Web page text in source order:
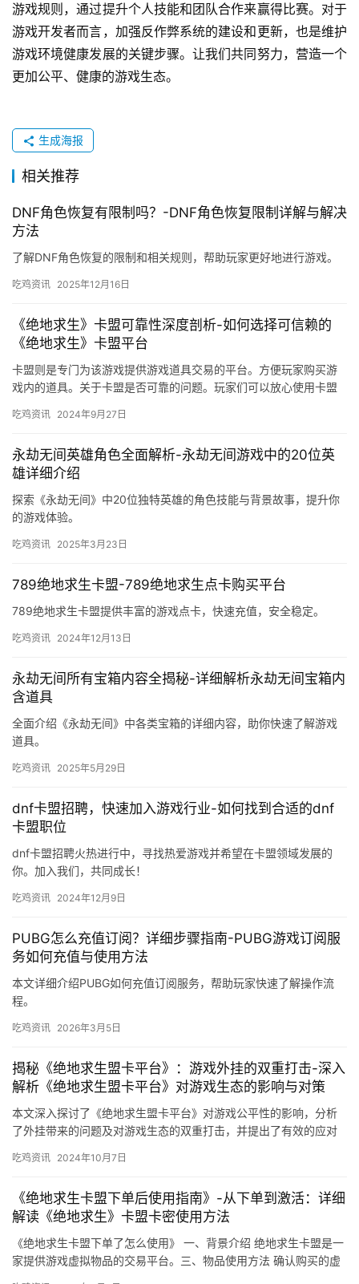
游戏规则，通过提升个人技能和团队合作来赢得比赛。对于
游戏开发者而言，加强反作弊系统的建设和更新，也是维护
游戏环境健康发展的关键步骤。让我们共同努力，营造一个
更加公平、健康的游戏生态。
生成海报
相关推荐
DNF角色恢复有限制吗？-DNF角色恢复限制详解与解决
方法
了解DNF角色恢复的限制和相关规则，帮助玩家更好地进行游戏。
吃鸡资讯 2025年12月16日
《绝地求生》卡盟可靠性深度剖析-如何选择可信赖的
《绝地求生》卡盟平台
卡盟则是专门为该游戏提供游戏道具交易的平台。方便玩家购买游
戏内的道具。关于卡盟是否可靠的问题。玩家们可以放心使用卡盟
吃鸡资讯 2024年9月27日
永劫无间英雄角色全面解析-永劫无间游戏中的20位英
雄详细介绍
探索《永劫无间》中20位独特英雄的角色技能与背景故事，提升你
的游戏体验。
吃鸡资讯 2025年3月23日
789绝地求生卡盟-789绝地求生点卡购买平台
789绝地求生卡盟提供丰富的游戏点卡，快速充值，安全稳定。
吃鸡资讯 2024年12月13日
永劫无间所有宝箱内容全揭秘-详细解析永劫无间宝箱内
含道具
全面介绍《永劫无间》中各类宝箱的详细内容，助你快速了解游戏
道具。
吃鸡资讯 2025年5月29日
dnf卡盟招聘，快速加入游戏行业-如何找到合适的dnf
卡盟职位
dnf卡盟招聘火热进行中，寻找热爱游戏并希望在卡盟领域发展的
你。加入我们，共同成长！
吃鸡资讯 2024年12月9日
PUBG怎么充值订阅？详细步骤指南-PUBG游戏订阅服
务如何充值与使用方法
本文详细介绍PUBG如何充值订阅服务，帮助玩家快速了解操作流
程。
吃鸡资讯 2026年3月5日
揭秘《绝地求生盟卡平台》：游戏外挂的双重打击-深入
解析《绝地求生盟卡平台》对游戏生态的影响与对策
本文深入探讨了《绝地求生盟卡平台》对游戏公平性的影响，分析
了外挂带来的问题及对游戏生态的双重打击，并提出了有效的应对
吃鸡资讯 2024年10月7日
《绝地求生卡盟下单后使用指南》-从下单到激活：详细
解读《绝地求生》卡盟卡密使用方法
《绝地求生卡盟下单了怎么使用》 一、背景介绍 绝地求生卡盟是一
家提供游戏虚拟物品的交易平台。三、物品使用方法 确认购买的虚